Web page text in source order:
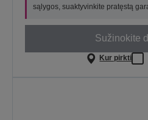
sąlygos, suaktyvinkite pratęstą
Sužinokite
Kur pirkti